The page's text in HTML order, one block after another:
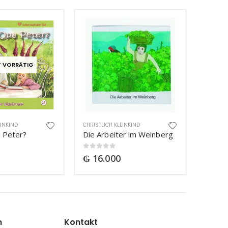
VORRÄTIG
Peter?
CHRISTLICH KLEINKIND
Die Arbeiter im Weinberg
0out of 5
₲ 16.000
Kontakt